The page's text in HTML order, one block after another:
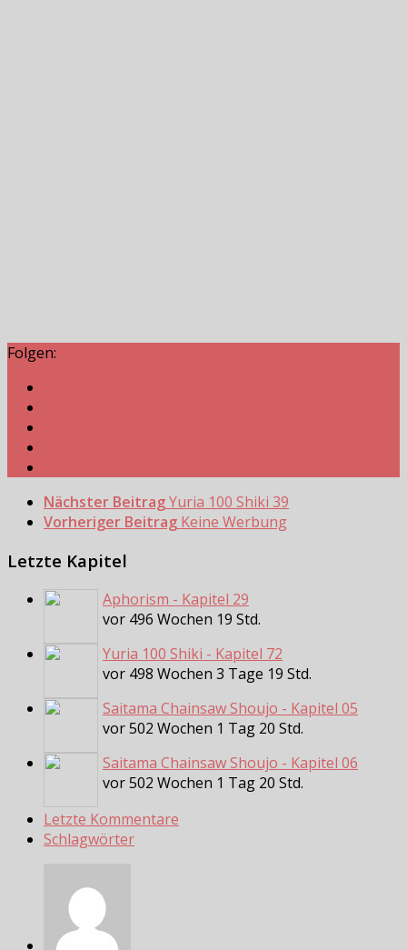
Folgen:
Nächster BeitragYuria 100 Shiki 39
Vorheriger Beitrag Keine Werbung
Letzte Kapitel
Aphorism - Kapitel 29
vor 496 Wochen 19 Std.
Yuria 100 Shiki - Kapitel 72
vor 498 Wochen 3 Tage 19 Std.
Saitama Chainsaw Shoujo - Kapitel 05
vor 502 Wochen 1 Tag 20 Std.
Saitama Chainsaw Shoujo - Kapitel 06
vor 502 Wochen 1 Tag 20 Std.
Letzte Kommentare
Schlagwörter